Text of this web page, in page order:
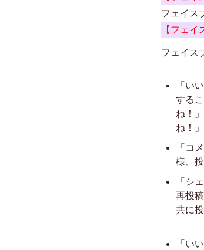
フェイス
【フェ
フェイス
「い
する
ね！
ね！
「コ
様、
「シ
再投
共に
「い